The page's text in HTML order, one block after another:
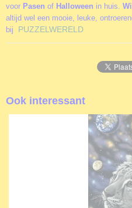
voor Pasen of Halloween in huis.
altijd wel een mooie, leuke,
bij PUZZELWERELD
Ook interessant